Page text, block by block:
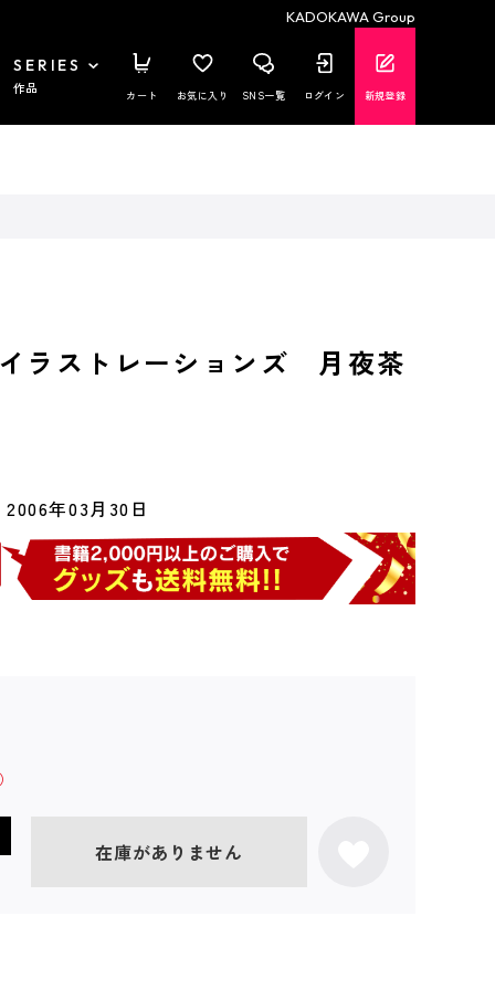
KADOKAWA Group
SERIES
作品 カート お気に入り SNS一覧 ログイン 新規登録
ラストレーションズ 月夜茶
2006年03月30日
在庫がありません